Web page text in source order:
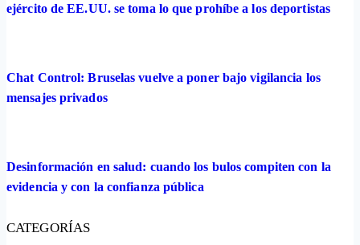
ejército de EE.UU. se toma lo que prohíbe a los deportistas
Chat Control: Bruselas vuelve a poner bajo vigilancia los
mensajes privados
Desinformación en salud: cuando los bulos compiten con la
evidencia y con la confianza pública
CATEGORÍAS